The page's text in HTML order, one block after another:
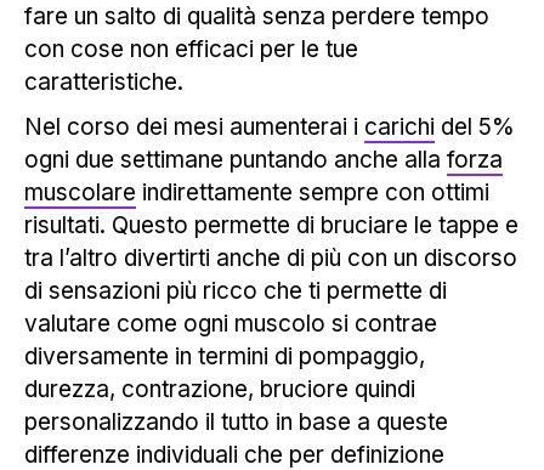
fare un salto di qualità senza perdere tempo
con cose non efficaci per le tue
caratteristiche.
Nel corso dei mesi aumenterai i carichi del 5%
ogni due settimane puntando anche alla forza
muscolare indirettamente sempre con ottimi
risultati. Questo permette di bruciare le tappe e
tra l’altro divertirti anche di più con un discorso
di sensazioni più ricco che ti permette di
valutare come ogni muscolo si contrae
diversamente in termini di pompaggio,
durezza, contrazione, bruciore quindi
personalizzando il tutto in base a queste
differenze individuali che per definizione